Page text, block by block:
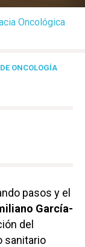
Oncológica
ONCOLOGÍA
pasos y el
García-
del
sanitario